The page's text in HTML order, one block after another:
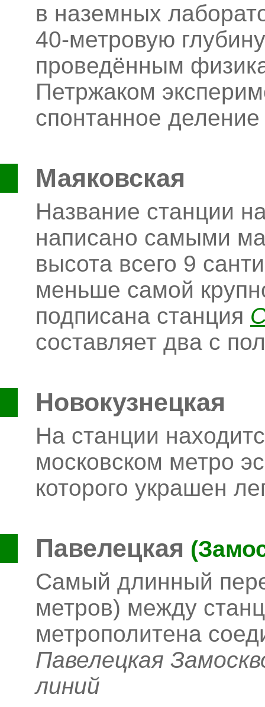
в наземных
40-метровую
проведённым
Петржаком
спонтанное
Маяковская
Название станции
написано самыми
высота всего 9
меньше самой
подписана станция
составляет два с
Новокузнецкая
На станции
московском метро
которого украшен
Павелецкая
Самый длинный
метров) между
метрополитена
Павелецкая
линий